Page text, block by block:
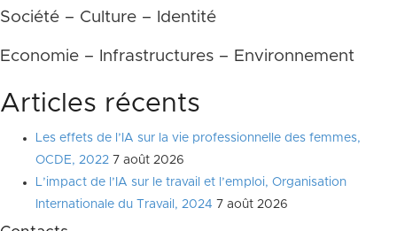
Société – Culture – Identité
Economie – Infrastructures – Environnement
Articles récents
Les effets de l’IA sur la vie professionnelle des femmes,
OCDE, 2022 7 août 2026
L’impact de l’IA sur le travail et l’emploi, Organisation
Internationale du Travail, 2024 7 août 2026